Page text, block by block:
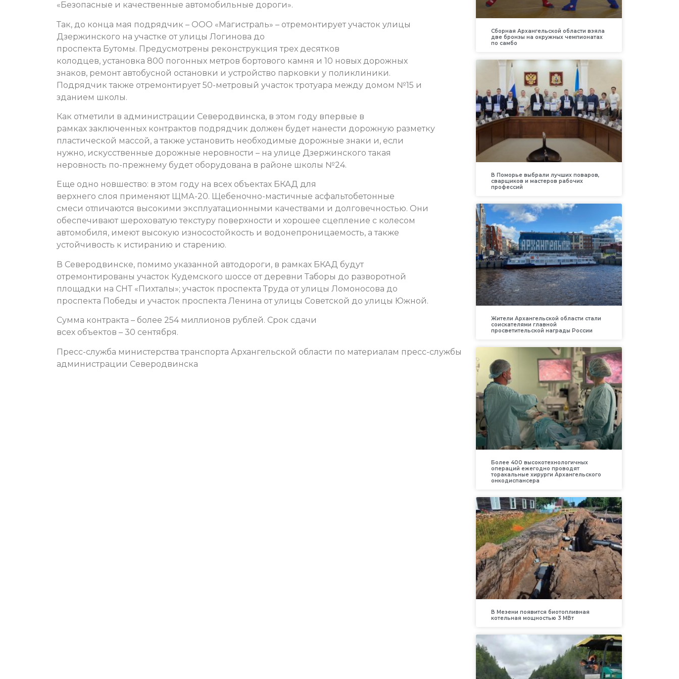
«Безопасные и качественные автомобильные дороги».
Так, до конца мая подрядчик – ООО «Магистраль» – отремонтирует участок улицы
Дзержинского на участке от улицы Логинова до
проспекта Бутомы. Предусмотрены реконструкция трех десятков
колодцев, установка 800 погонных метров бортового камня и 10 новых дорожных
знаков, ремонт автобусной остановки и устройство парковки у поликлиники.
Подрядчик также отремонтирует 50-метровый участок тротуара между домом №15 и
зданием школы.
Как отметили в администрации Северодвинска, в этом году впервые в
рамках заключенных контрактов подрядчик должен будет нанести дорожную разметку
пластической массой, а также установить необходимые дорожные знаки и, если
нужно, искусственные дорожные неровности – на улице Дзержинского такая
неровность по-прежнему будет оборудована в районе школы №24.
Еще одно новшество: в этом году на всех объектах БКАД для
верхнего слоя применяют ЩМА-20. Щебеночно-мастичные асфальтобетонные
смеси отличаются высокими эксплуатационными качествами и долговечностью. Они
обеспечивают шероховатую текстуру поверхности и хорошее сцепление с колесом
автомобиля, имеют высокую износостойкость и водонепроницаемость, а также
устойчивость к истиранию и старению.
В Северодвинске, помимо указанной автодороги, в рамках БКАД будут
отремонтированы участок Кудемского шоссе от деревни Таборы до разворотной
площадки на СНТ «Пихталы»; участок проспекта Труда от улицы Ломоносова до
проспекта Победы и участок проспекта Ленина от улицы Советской до улицы Южной.
Сумма контракта – более 254 миллионов рублей. Срок сдачи
всех объектов – 30 сентября.
Пресс-служба министерства транспорта Архангельской области по материалам пресс-службы
администрации Северодвинска
Сборная Архангельской области взяла
две бронзы на окружных чемпионатах
по самбо
В Поморье выбрали лучших поваров,
сварщиков и мастеров рабочих
профессий
Жители Архангельской области стали
соискателями главной
просветительской награды России
Более 400 высокотехнологичных
операций ежегодно проводят
торакальные хирурги Архангельского
онкодиспансера
В Мезени появится биотопливная
котельная мощностью 3 МВт